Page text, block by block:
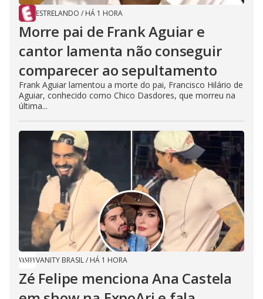
ESTRELANDO / HÁ 1 HORA
Morre pai de Frank Aguiar e
cantor lamenta não conseguir
comparecer ao sepultamento
Frank Aguiar lamentou a morte do pai, Francisco Hilário de
Aguiar, conhecido como Chico Dasdores, que morreu na
última...
VANITY BRASIL/ HÁ 1 HORA
Zé Felipe menciona Ana Castela